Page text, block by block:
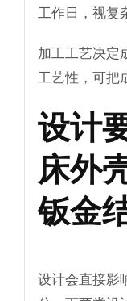
工作日，视复
加工工艺决定
工艺性，可把
设计
床外
钣金
设计会直接影